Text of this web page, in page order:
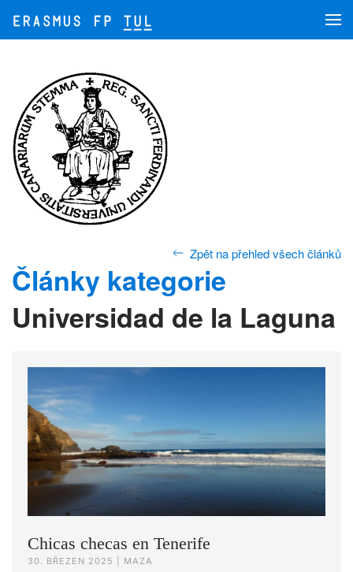
Přejít na hlavní obsah
Zpět na přehled všech článků
Články kategorie
Universidad de la Laguna
Chicas checas en Tenerife
30. BŘEZEN 2025 | MAZA